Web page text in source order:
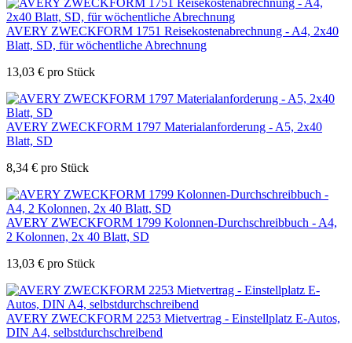
AVERY ZWECKFORM 1751 Reisekostenabrechnung - A4, 2x40
Blatt, SD, für wöchentliche Abrechnung
13,03 € pro Stück
AVERY ZWECKFORM 1797 Materialanforderung - A5, 2x40
Blatt, SD
8,34 € pro Stück
AVERY ZWECKFORM 1799 Kolonnen-Durchschreibbuch - A4,
2 Kolonnen, 2x 40 Blatt, SD
13,03 € pro Stück
AVERY ZWECKFORM 2253 Mietvertrag - Einstellplatz E-Autos,
DIN A4, selbstdurchschreibend